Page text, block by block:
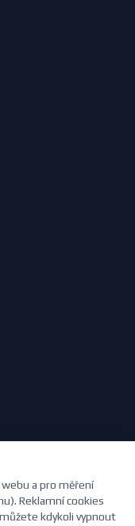
a pro měření
Reklamní cookies
kdykoli vypnout